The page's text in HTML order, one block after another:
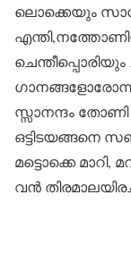
ലൊക്കെയും
ചെന്തീപ്പൊരിയും
ഗാനങ്ങളോരോന്നു
സ്സാനന്ദം
ഒട്ടിടയങ്ങനെ
മട്ടൊക്കെ
വൻ